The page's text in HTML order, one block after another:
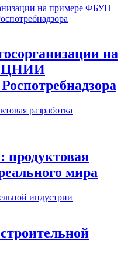
на
ЦНИИ
продуктовая
мира